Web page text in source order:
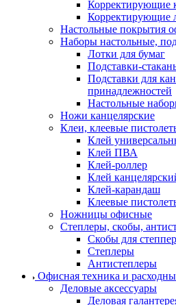
Корректирующие
Корректирующие
Настольные покрытия
Наборы настольные,
Лотки для бумаг
Подставки-
Подставки для
принадлежностей
Настольные
Ножи канцелярские
Клеи, клеевые
Клей
Клей ПВА
Клей-роллер
Клей
Клей-карандаш
Клеевые
Ножницы офисные
Степлеры, скобы,
Скобы для
Степлеры
Антистеплеры
Офисная техника и
Деловые аксессуары
Деловая